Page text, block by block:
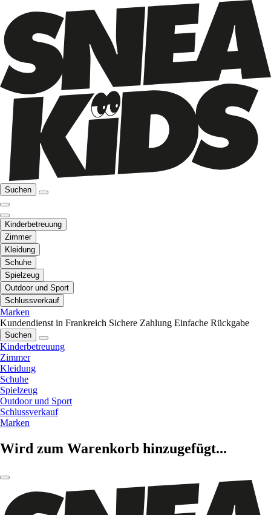
Suchen
Kinderbetreuung
Zimmer
Kleidung
Schuhe
Spielzeug
Outdoor und Sport
Schlussverkauf
Marken
Kundendienst in Frankreich Sichere Zahlung Einfache Rückgabe
Suchen
Kinderbetreuung
Zimmer
Kleidung
Schuhe
Spielzeug
Outdoor und Sport
Schlussverkauf
Marken
Wird zum Warenkorb hinzugefügt...